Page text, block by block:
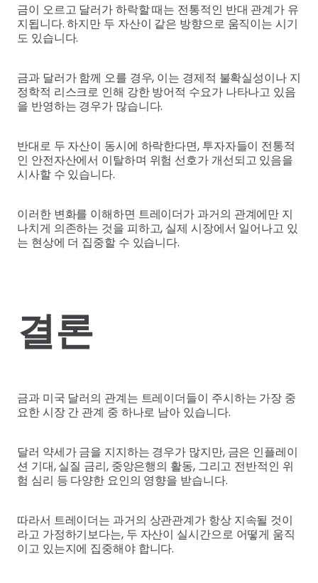
금이 오르고 달러가 하락할 때는 전통적인 반대 관계가 유
지됩니다. 하지만 두 자산이 같은 방향으로 움직이는 시기
도 있습니다.
금과 달러가 함께 오를 경우, 이는 경제적 불확실성이나 지
정학적 리스크로 인해 강한 방어적 수요가 나타나고 있음
을 반영하는 경우가 많습니다.
반대로 두 자산이 동시에 하락한다면, 투자자들이 전통적
인 안전자산에서 이탈하며 위험 선호가 개선되고 있음을
시사할 수 있습니다.
이러한 변화를 이해하면 트레이더가 과거의 관계에만 지
나치게 의존하는 것을 피하고, 실제 시장에서 일어나고 있
는 현상에 더 집중할 수 있습니다.
결론
금과 미국 달러의 관계는 트레이더들이 주시하는 가장 중
요한 시장 간 관계 중 하나로 남아 있습니다.
달러 약세가 금을 지지하는 경우가 많지만, 금은 인플레이
션 기대, 실질 금리, 중앙은행의 활동, 그리고 전반적인 위
험 심리 등 다양한 요인의 영향을 받습니다.
따라서 트레이더는 과거의 상관관계가 항상 지속될 것이
라고 가정하기보다는, 두 자산이 실시간으로 어떻게 움직
이고 있는지에 집중해야 합니다.